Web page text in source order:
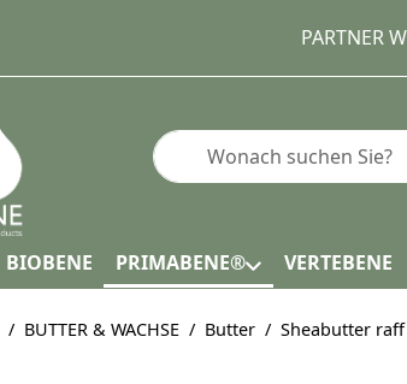
PARTNER
Geben Sie einen
BIOBENE PRIMABENE® VERTEBENE
BUTTER & WACHSE Butter Sheabutter raff